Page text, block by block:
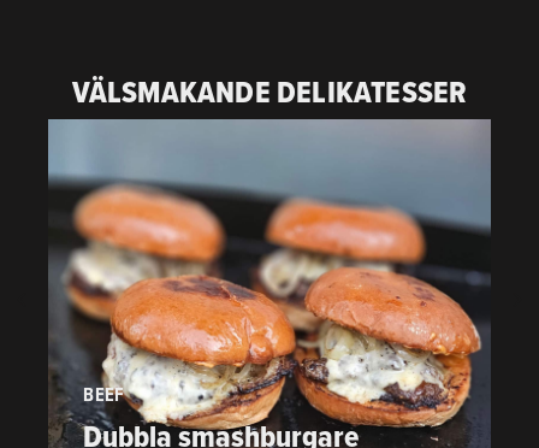
VÄLSMAKANDE DELIKATESSER
BEEF
Dubbla smashburgare